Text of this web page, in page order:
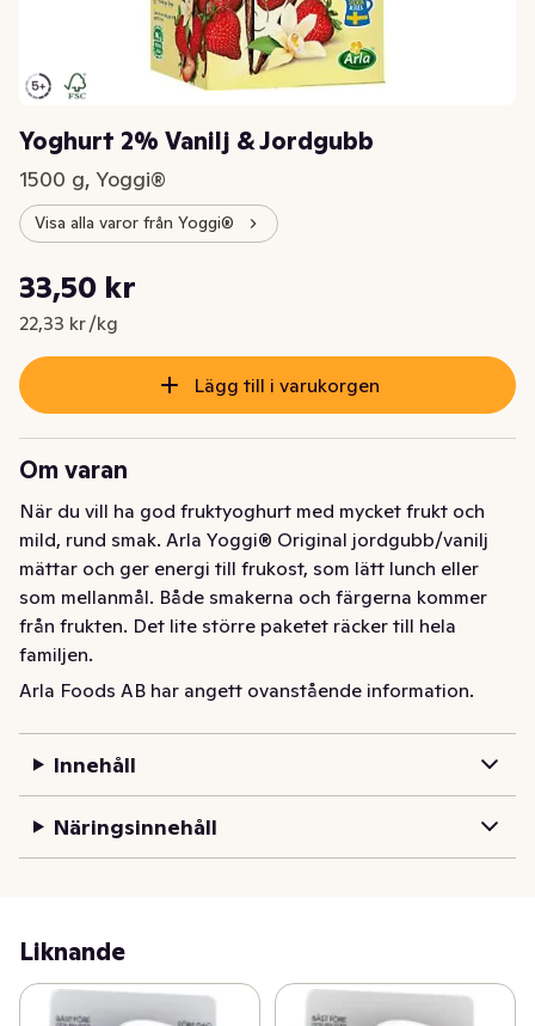
Yoghurt 2% Vanilj & Jordgubb
1500 g, Yoggi®
Visa alla varor från Yoggi®
Nuvarande pris är: 33,50 kr
33,50 kr
22,33 kr /kg
Styckpris: 22,33 kr /kg
Lägg till i varukorgen
Om varan
När du vill ha god fruktyoghurt med mycket frukt och
mild, rund smak. Arla Yoggi® Original jordgubb/vanilj
mättar och ger energi till frukost, som lätt lunch eller
som mellanmål. Både smakerna och färgerna kommer
från frukten. Det lite större paketet räcker till hela
familjen.
När du vill ha god fruktyoghurt med mycket frukt och
som mellanmål. Både smakerna och färgerna kommer
familjen.
Arla Foods AB har angett ovanstående information.
Innehåll
Näringsinnehåll
Liknande